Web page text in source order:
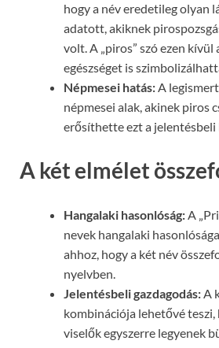
hogy a név eredetileg olyan
adatott, akiknek
volt. A „piros” szó ezen kívül
egészséget is
Népmesei hatás:A
népmesei alak, akinek piros
erősíthette ezt a
A két elmélet
Hangalaki hasonlóság: A
nevek hangalaki
ahhoz, hogy a két név
nyelvben.
Jelentésbeli gazdagodás: A
kombinációja lehetővé teszi,
viselők egyszerre legyenek